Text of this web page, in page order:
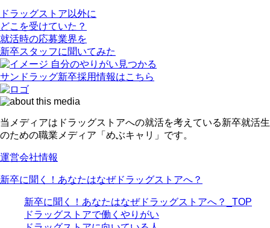
ドラッグストア以外に
どこを受けていた？
就活時の応募業界を
新卒スタッフに聞いてみた
自分のやりがい 見つかる
サンドラッグ新卒採用情報はこちら
当メディアはドラッグストアへの就活を考えている新卒就活生
のための職業メディア「めぶキャリ」です。
運営会社情報
新卒に聞く！あなたはなぜドラッグストアへ？
新卒に聞く！あなたはなぜドラッグストアへ？_TOP
ドラッグストアで働くやりがい